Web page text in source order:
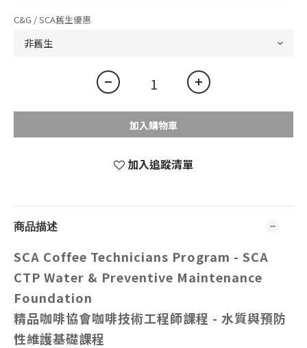
C&G / SCA舊生優惠
加入購物車
加入追蹤清單
商品描述
SCA Coffee Technicians Program - SCA
CTP Water & Preventive Maintenance
Foundation
精品咖啡協會咖啡技術工程師課程 - 水質與預防
性維護基礎課程